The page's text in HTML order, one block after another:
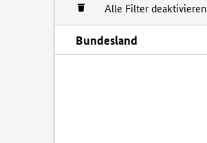
Alle Filter deaktivieren
Bundesland